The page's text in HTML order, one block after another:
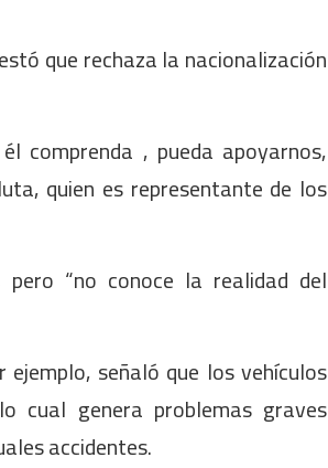
que rechaza la nacionalización
comprenda , pueda apoyarnos,
quien es representante de los
“no conoce la realidad del
señaló que los vehículos
cual genera problemas graves
accidentes.